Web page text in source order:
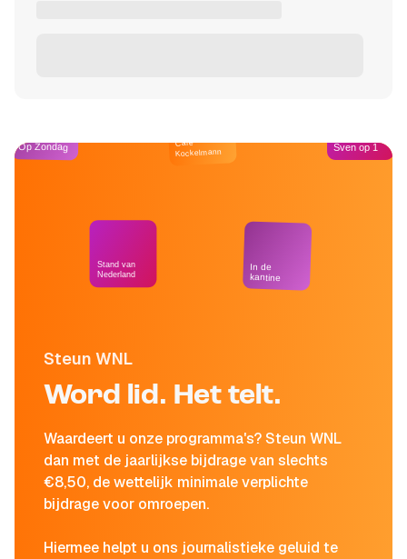
Steun WNL
Word lid. Het telt.
Waardeert u onze programma's? Steun WNL
dan met de jaarlijkse bijdrage van slechts
€8,50, de wettelijk minimale verplichte
bijdrage voor omroepen.
Hiermee helpt u ons journalistieke geluid te
Op Zondag
Stand van
Nederland
Café
Kockelmann
In de
kantine
Sven op 1